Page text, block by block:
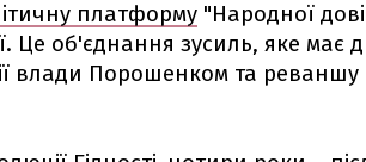
платформу "Народної
Це об'єднання зусиль, яке має
влади Порошенком та реваншу